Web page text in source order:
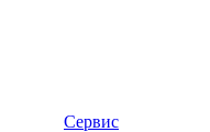
Сервис